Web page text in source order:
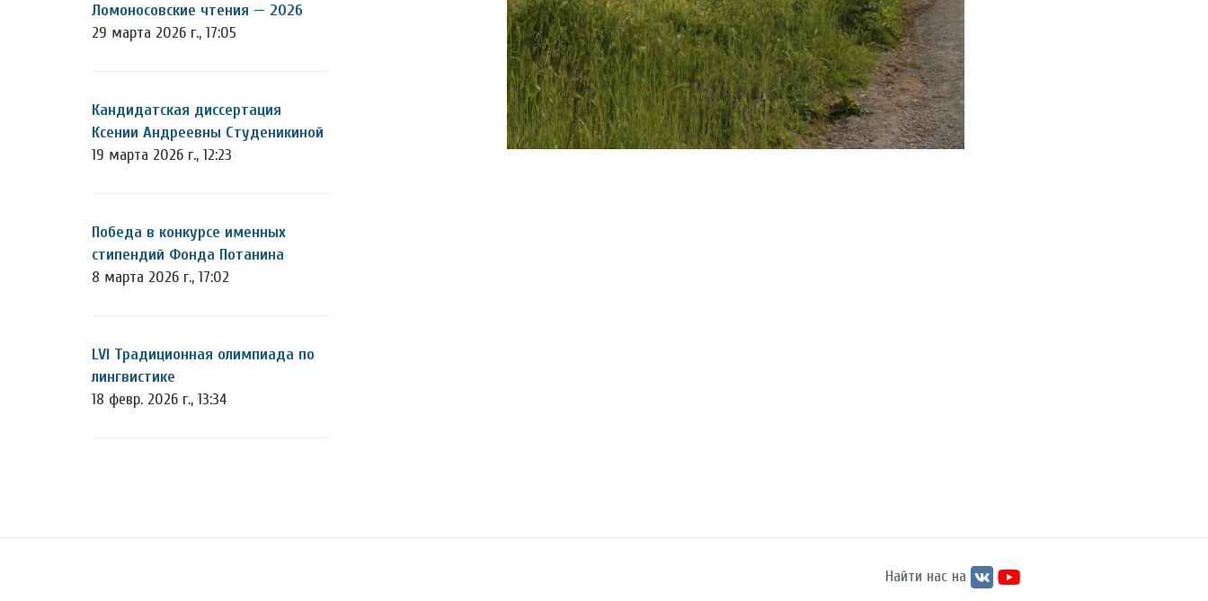
Ломоносовские чтения — 2026
29 марта 2026 г., 17:05
Кандидатская диссертация
Ксении Андреевны Студеникиной
19 марта 2026 г., 12:23
Победа в конкурсе именных
стипендий Фонда Потанина
8 марта 2026 г., 17:02
LVI Традиционная олимпиада по
лингвистике
18 февр. 2026 г., 13:34
Найти нас на